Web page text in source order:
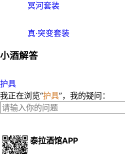
冥河套装
真·突变套装
小酒解答
护具
我正在浏览“护具”，我的疑问：
泰拉酒馆APP